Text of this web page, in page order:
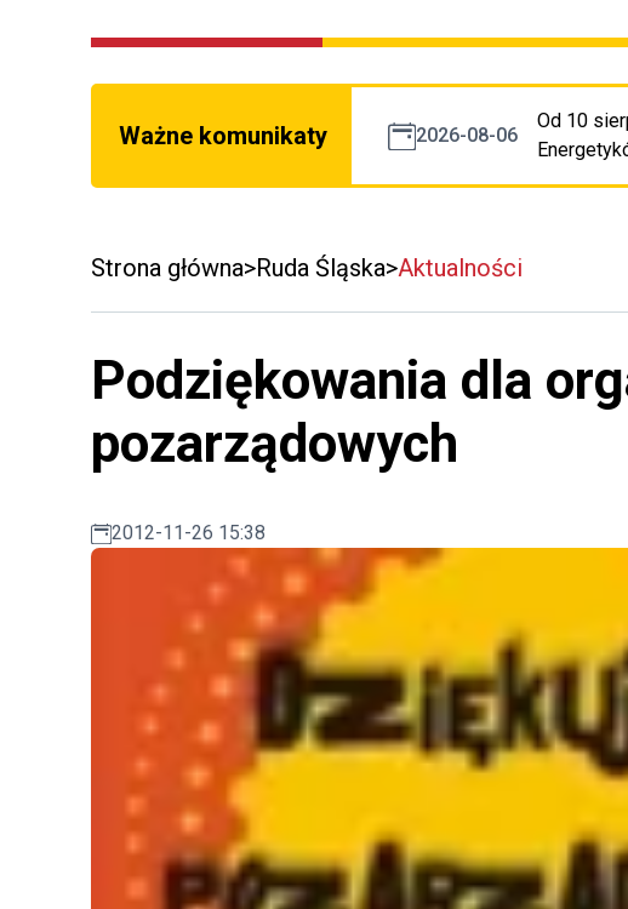
Ważne komunikaty 2026-08-06
Od 10
Strona główna Ruda Śląska Aktualności
Podziękowania dla
pozarządowych
2012-11-26 15:38